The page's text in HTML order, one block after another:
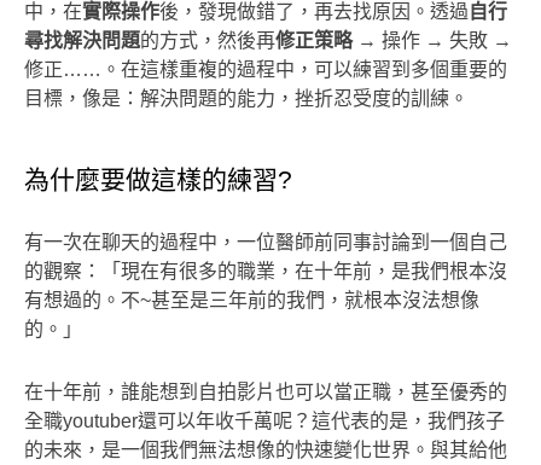
中，在實際操作後，發現做錯了，再去找原因。透過 自行
尋找解決問題的方式，然後再修正策略→ 操作 → 失敗 →
修正……。在這樣重複的過程中，可以練習到多個重要的
目標，像是：解決問題的能力，挫折忍受度的訓練。
為什麼要做這樣的練習?
有一次在聊天的過程中，一位醫師前同事討論到一個自己
的觀察：「現在有很多的職業，在十年前，是我們根本沒
有想過的。不~甚至是三年前的我們，就根本沒法想像
的。」
在十年前，誰能想到自拍影片也可以當正職，甚至優秀的
全職youtuber還可以年收千萬呢？這代表的是，我們孩子
的未來，是一個我們無法想像的快速變化世界。與其給他